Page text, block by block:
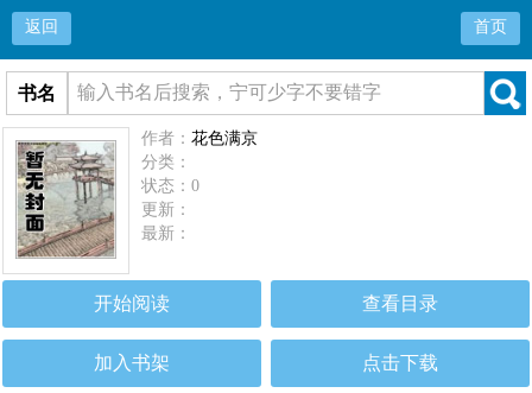
返回 首页
书名
作者：花色满京
分类：
状态：0
更新：
最新：
开始阅读 查看目录
加入书架 点击下载